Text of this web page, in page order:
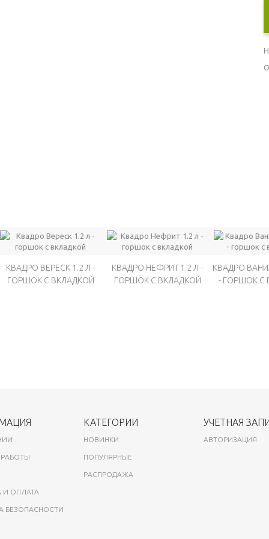
КВАДРО ВЕРЕСК 1.2 Л -
ГОРШОК С ВКЛАДКОЙ
КВАДРО НЕФРИТ 1.2 Л -
ГОРШОК С ВКЛАДКОЙ
КВАДРО
- ГОРШОК С
И ОПЛАТА
БЕЗОПАСНОСТИ
КАТЕГОРИИ
НОВИНКИ
ПОПУЛЯРНЫЕ
РАСПРОДАЖА
УЧЕТНАЯ
АВТОРИЗАЦИЯ